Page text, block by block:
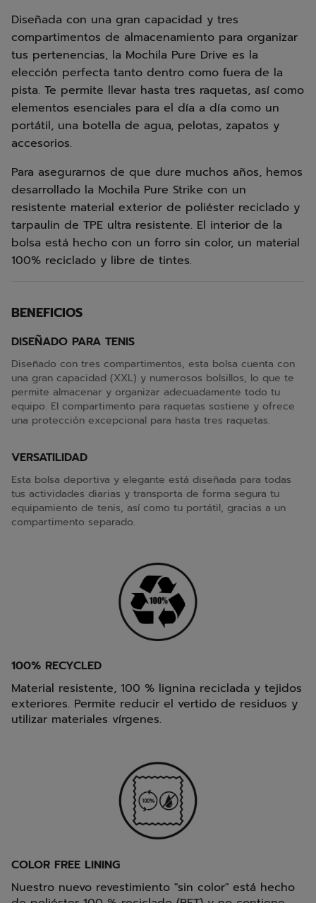
Diseñada con una gran capacidad y tres
compartimentos de almacenamiento para organizar
tus pertenencias, la Mochila Pure Drive es la
elección perfecta tanto dentro como fuera de la
pista. Te permite llevar hasta tres raquetas, así como
elementos esenciales para el día a día como un
portátil, una botella de agua, pelotas, zapatos y
accesorios.
Para asegurarnos de que dure muchos años, hemos
desarrollado la Mochila Pure Strike con un
resistente material exterior de poliéster reciclado y
tarpaulin de TPE ultra resistente. El interior de la
bolsa está hecho con un forro sin color, un material
100% reciclado y libre de tintes.
BENEFICIOS
DISEÑADO PARA TENIS
Diseñado con tres compartimentos, esta bolsa cuenta con
una gran capacidad (XXL) y numerosos bolsillos, lo que te
permite almacenar y organizar adecuadamente todo tu
equipo. El compartimento para raquetas sostiene y ofrece
una protección excepcional para hasta tres raquetas.
VERSATILIDAD
Esta bolsa deportiva y elegante está diseñada para todas
tus actividades diarias y transporta de forma segura tu
equipamiento de tenis, así como tu portátil, gracias a un
compartimento separado.
100% RECYCLED
Material resistente, 100 % lignina reciclada y tejidos
exteriores. Permite reducir el vertido de residuos y
utilizar materiales vírgenes.
COLOR FREE LINING
Nuestro nuevo revestimiento "sin color" está hecho